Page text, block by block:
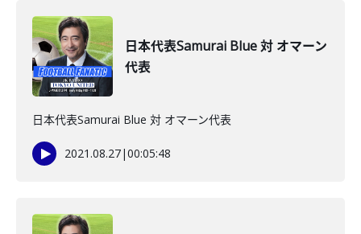
日本代表Samurai Blue 対 オマーン
代表
日本代表Samurai Blue 対 オマーン代表
2021.08.27|00:05:48